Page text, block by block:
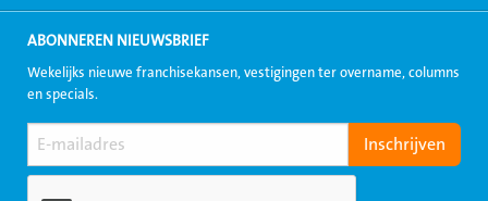
ABONNEREN NIEUWSBRIEF
Wekelijks nieuwe franchisekansen, vestigingen ter overname, columns
en specials.